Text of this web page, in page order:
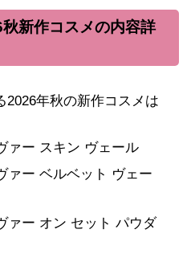
新作コスメの内容詳
2026年秋の新作コスメは
ァー スキン ヴェール
ァー ベルベット ヴェー
ァー オン セット パウダ